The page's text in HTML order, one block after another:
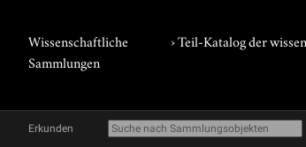
Wissenschaftliche
Sammlungen
› Teil-Katalog der
Erkunden